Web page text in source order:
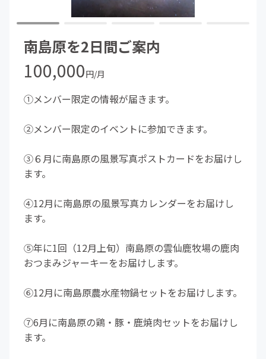
南島原を2日間ご案内
100,000円/月
①メンバー限定の情報が届きます。
②メンバー限定のイベントに参加できます。
③６月に南島原の風景写真ポストカードをお届けし
ます。
④12月に南島原の風景写真カレンダーをお届けし
ます。
⑤年に1回（12月上旬）南島原の雲仙鹿牧場の鹿肉
おつまみジャーキーをお届けします。
⑥12月に南島原農水産物鍋セットをお届けします。
⑦6月に南島原の鶏・豚・鹿焼肉セットをお届けし
ます。